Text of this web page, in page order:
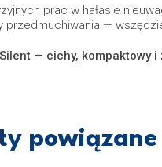
prac w hałasie
przedmuchiwania —
— cichy, kompaktowy